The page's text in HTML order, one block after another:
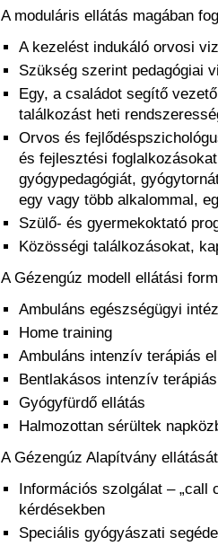
A moduláris ellátás magában
A kezelést indukáló orvosi
Szükség szerint pedagógiai
Egy, a családot segítő
találkozást heti
Orvos és
és fejlesztési
gyógypedagógiát,
egy vagy több alkalommal,
Szülő- és gyermekoktató
Közösségi találkozásokat,
A Gézengúz modell ellátási
Ambuláns egészségügyi
Home training
Ambuláns intenzív terápiás
Bentlakásos intenzív
Gyógyfürdő ellátás
Halmozottan sérültek
A Gézengúz Alapítvány
Információs szolgálat – „call
kérdésekben
Speciális gyógyászati